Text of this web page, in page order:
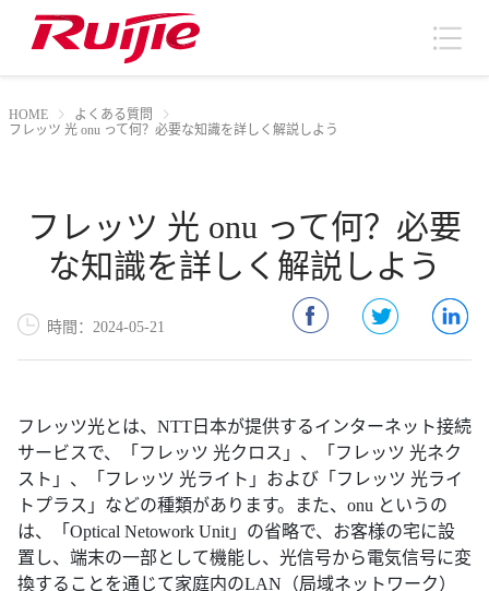
HOME
よくある質問
フレッツ 光 onu って何？必要な知識を詳しく解説しよう
フレッツ 光 onu って何？必要
な知識を詳しく解説しよう
時間：2024-05-21
フレッツ光とは、NTT日本が提供するインターネット接続
サービスで、「フレッツ 光クロス」、「フレッツ 光ネク
スト」、「フレッツ 光ライト」および「フレッツ 光ライ
トプラス」などの種類があります。また、onu というの
は、「Optical Netowork Unit」の省略で、お客様の宅に設
置し、端末の一部として機能し、光信号から電気信号に変
換することを通じて家庭内のLAN（局域ネットワーク）